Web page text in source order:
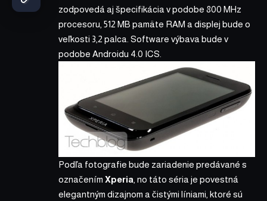
zodpovedá aj špecifikácia v podobe 800 MHz
procesoru, 512 MB pamäte RAM a displej bude o
veľkosti 3,2 palca. Software výbava bude v
podobe Androidu 4.0 ICS.
Podľa fotografie bude zariadenie predávané s
označením Xperia , no táto séria je povestná
elegantným dizajnom a čistými líniami, ktoré sú